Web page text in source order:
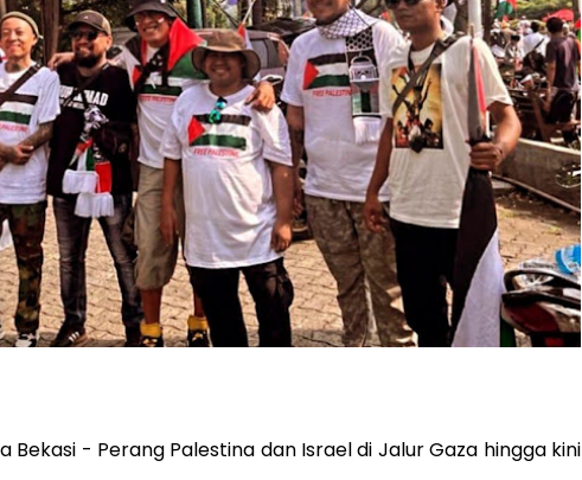
Bekasi - Perang Palestina dan Israel di Jalur Gaza hingga kini